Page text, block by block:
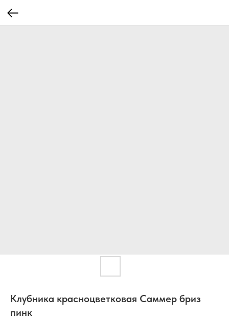
Клубника красноцветковая Саммер бриз
пинк